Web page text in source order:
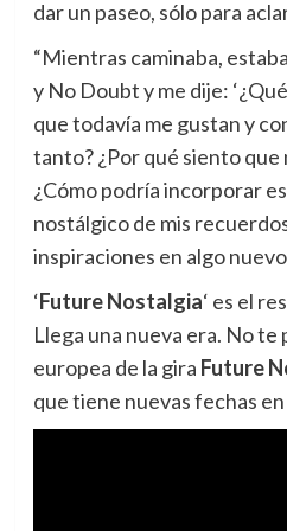
dar un paseo, sólo para
“Mientras caminaba,
y No Doubt y me dije:
que todavía me gustan y
tanto? ¿Por qué siento que
¿Cómo podría incorporar
nostálgico de mis
inspiraciones en algo
‘Future Nostalgia‘ es el
Llega una nueva era. No te
europea de la gira Future
que tiene nuevas fechas